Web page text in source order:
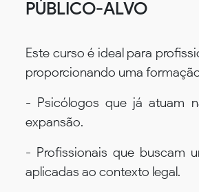
PÚBLICO-ALVO
Este curso é ideal para
proporcionando uma
- Psicólogos que já atuam
expansão.
- Profissionais que buscam
aplicadas ao contexto legal.